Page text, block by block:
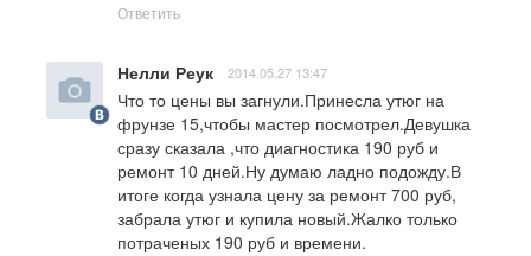
Ответить
Нелли Реук 2014.05.27 13:47
Что то цены вы загнули.Принесла утюг на
фрунзе 15,чтобы мастер посмотрел.Девушка
сразу сказала ,что диагностика 190 руб и
ремонт 10 дней.Ну думаю ладно подожду.В
итоге когда узнала цену за ремонт 700 руб,
забрала утюг и купила новый.Жалко только
потраченых 190 руб и времени.